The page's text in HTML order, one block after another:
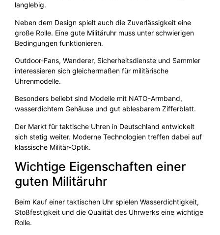
langlebig.
Neben dem Design spielt auch die Zuverlässigkeit eine
große Rolle. Eine gute Militäruhr muss unter schwierigen
Bedingungen funktionieren.
Outdoor-Fans, Wanderer, Sicherheitsdienste und Sammler
interessieren sich gleichermaßen für militärische
Uhrenmodelle.
Besonders beliebt sind Modelle mit NATO-Armband,
wasserdichtem Gehäuse und gut ablesbarem Zifferblatt.
Der Markt für taktische Uhren in Deutschland entwickelt
sich stetig weiter. Moderne Technologien treffen dabei auf
klassische Militär-Optik.
Wichtige Eigenschaften einer
guten Militäruhr
Beim Kauf einer taktischen Uhr spielen Wasserdichtigkeit,
Stoßfestigkeit und die Qualität des Uhrwerks eine wichtige
Rolle.